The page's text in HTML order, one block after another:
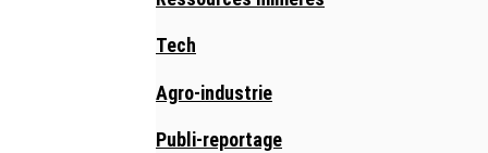
Tech
Agro-industrie
Publi-reportage